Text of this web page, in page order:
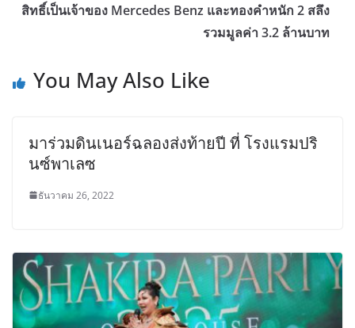
สิทธิ์เป็นเจ้าของ Mercedes Benz และทองคำหนัก 2 สลึง
รวมมูลค่า 3.2 ล้านบาท
You May Also Like
มาร่วมดินเนอร์ฉลองส่งท้ายปี ที่ โรงแรมปริ
นซ์พาเลซ
ธันวาคม 26, 2022